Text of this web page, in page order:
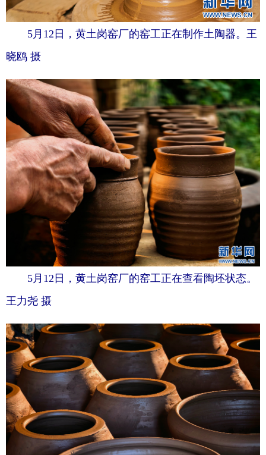
5月12日，黄土岗窑厂的窑工正在制作土陶器。王
晓鸥 摄
5月12日，黄土岗窑厂的窑工正在查看陶坯状态。
王力尧 摄